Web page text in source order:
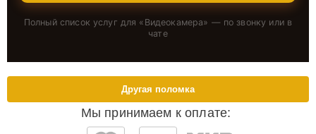
Полный список услуг для « Видеокамера» — по звонку или в
чате
Мы принимаем к оплате:
Другая поломка